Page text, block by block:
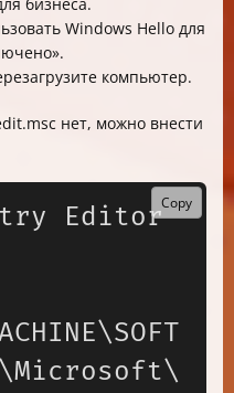
Windows Hello для
компьютер.
нет, можно внести
Editor Copy